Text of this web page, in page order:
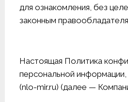
для ознакомления, без
законным
Настоящая Политика
персональной
(nlo-mir.ru) (далее —